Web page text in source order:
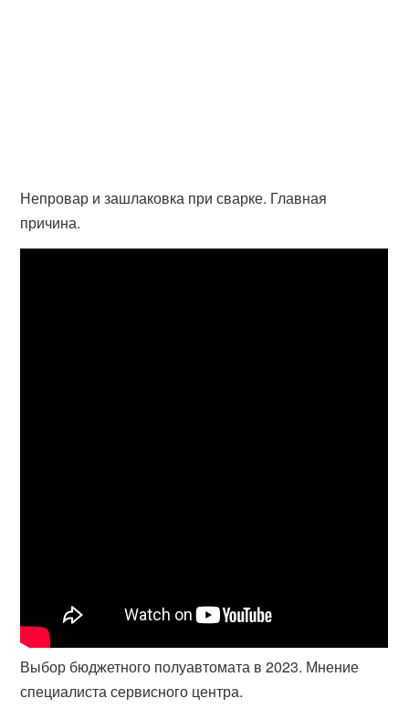
Непровар и зашлаковка при сварке. Главная
причина.
Выбор бюджетного полуавтомата в 2023. Мнение
специалиста сервисного центра.